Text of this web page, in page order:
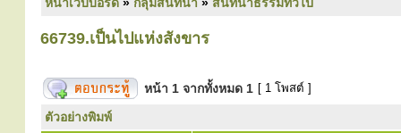
66739.เป็นไปแห่งสังขาร
หน้า 1 จากทั้งหมด 1 [ 1 โพสต์ ]
ตัวอย่างพิมพ์